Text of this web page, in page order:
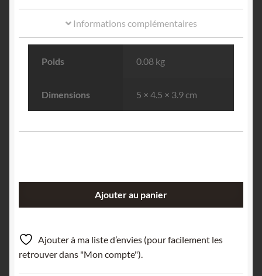
Informations complémentaires
Poids 0.08 kg
Dimensions 5 × 4.5 × 3.9 cm
Ilfeld,
Thuringe,
Allemagne.
Ajouter au panier
Ajouter à ma liste d’envies (pour facilement les
retrouver dans "Mon compte").